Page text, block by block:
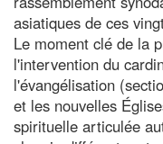
asiatiques de ces
Le moment clé de la
l'intervention du
l'évangélisation
et les nouvelles
spirituelle articulée